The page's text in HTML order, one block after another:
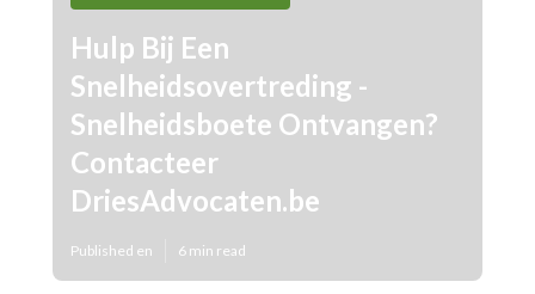
Hulp Bij Een
Snelheidsovertreding -
Snelheidsboete Ontvangen?
Contacteer
DriesAdvocaten.be
Published en 6 min read